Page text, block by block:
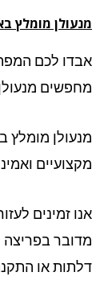
מומלץ באבן ספיר – 24 שעות ביממה,
לכם
מנעולן
מומלץ
ואמינים, 24 שעות ביממה, 7 ימים בשבוע.
זמינים לעזור
בפריצה
או התקנת